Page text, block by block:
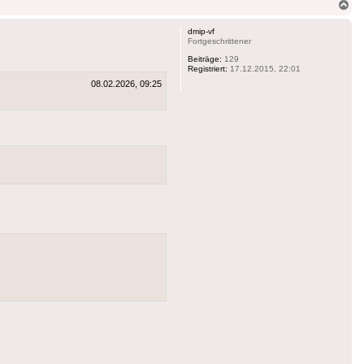
dmip-vf
Fortgeschrittener
Beiträge: 129
Registriert: 17.12.2015, 22:01
08.02.2026, 09:25